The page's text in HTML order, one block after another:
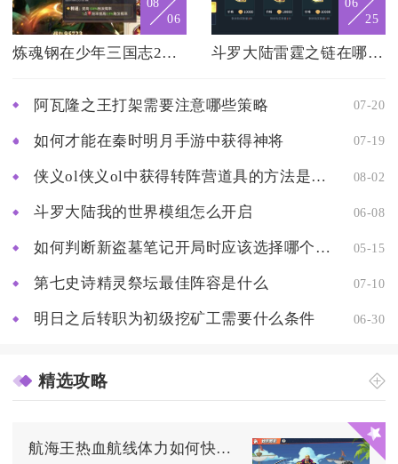
06
炼魂钢在少年三国志2里怎么直接获取
25
斗罗大陆雷霆之链在哪可得
阿瓦隆之王打架需要注意哪些策略 07-20
如何才能在秦时明月手游中获得神将 07-19
侠义ol侠义ol中获得转阵营道具的方法是什么 08-02
斗罗大陆我的世界模组怎么开启 06-08
如何判断新盗墓笔记开局时应该选择哪个职业 05-15
第七史诗精灵祭坛最佳阵容是什么 07-10
明日之后转职为初级挖矿工需要什么条件 06-30
精选攻略
航海王热血航线体力如何快速获取